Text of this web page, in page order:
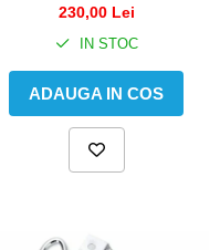
230,00 Lei
IN STOC
ADAUGA IN COS